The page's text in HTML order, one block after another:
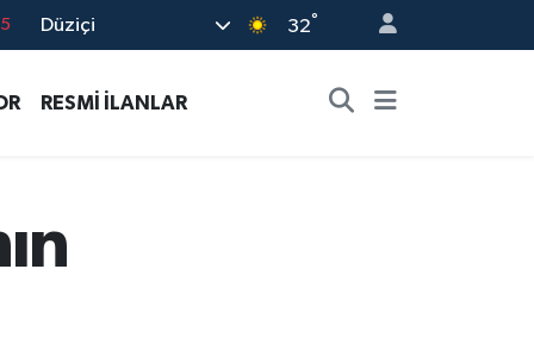
Düziçi 32°
RESMİ İLANLAR